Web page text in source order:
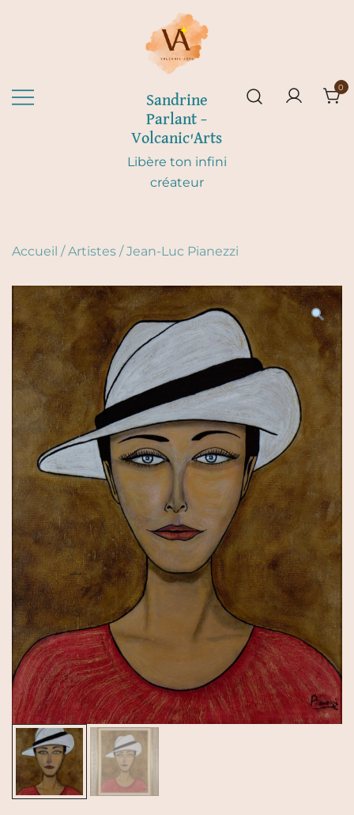
Sandrine
Parlant –
Volcanic'Arts
Libère ton infini
créateur
0
Accueil /Artistes /Jean-Luc Pianezzi